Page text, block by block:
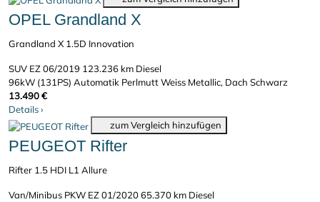
OPEL Grandland X
Grandland X 1.5D Innovation
SUV EZ 06/2019 123.236 km Diesel
96kW (131PS) Automatik Perlmutt Weiss Metallic, Dach Schwarz
13.490 €
Details›
zum Vergleich hinzufügen
PEUGEOT Rifter
Rifter 1.5 HDI L1 Allure
Van/Minibus PKW EZ 01/202065.370 km Diesel